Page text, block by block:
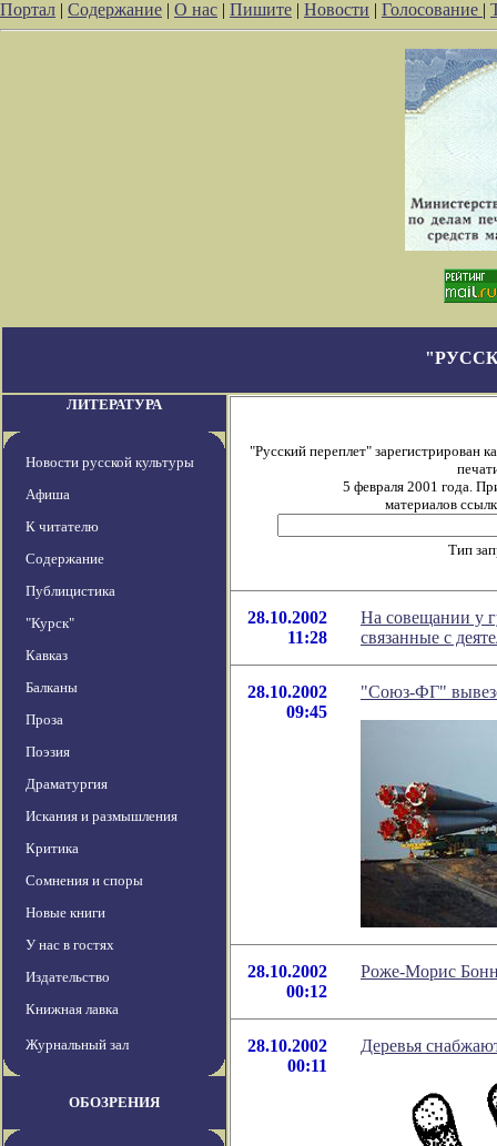
Портал | Содержание | О нас | Пишите | Новости | Голосование |
ЛИТЕРАТУРА
Новости русской культуры
Афиша
К читателю
Содержание
Публицистика
"Курск"
Кавказ
Балканы
Проза
Поэзия
Драматургия
Искания и размышления
Критика
Сомнения и споры
Новые книги
У нас в гостях
Издательство
Книжная лавка
Журнальный зал
ОБОЗРЕНИЯ
"Русский переплет" зарегистрирован
5 февраля 2001 года.
материалов
Тип
28.10.2002
11:28
На совещании у
связанные с
28.10.2002
09:45
"Союз-ФГ"
28.10.2002
00:12
Роже-Морис
28.10.2002
00:11
Деревья